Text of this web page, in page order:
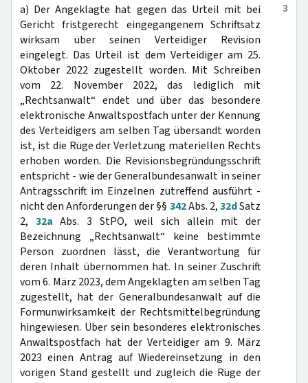
3
a) Der Angeklagte hat gegen das Urteil mit bei
Gericht fristgerecht eingegangenem Schriftsatz
wirksam über seinen Verteidiger Revision
eingelegt. Das Urteil ist dem Verteidiger am 25.
Oktober 2022 zugestellt worden. Mit Schreiben
vom 22. November 2022, das lediglich mit
„Rechtsanwalt“ endet und über das besondere
elektronische Anwaltspostfach unter der Kennung
des Verteidigers am selben Tag übersandt worden
ist, ist die Rüge der Verletzung materiellen Rechts
erhoben worden. Die Revisionsbegründungsschrift
entspricht - wie der Generalbundesanwalt in seiner
Antragsschrift im Einzelnen zutreffend ausführt -
nicht den Anforderungen der §§ 342Abs. 2,32dSatz
2, 32a Abs. 3 StPO, weil sich allein mit der
Bezeichnung „Rechtsanwalt“ keine bestimmte
Person zuordnen lässt, die Verantwortung für
deren Inhalt übernommen hat. In seiner Zuschrift
vom 6. März 2023, dem Angeklagten am selben Tag
zugestellt, hat der Generalbundesanwalt auf die
Formunwirksamkeit der Rechtsmittelbegründung
hingewiesen. Über sein besonderes elektronisches
Anwaltspostfach hat der Verteidiger am 9. März
2023 einen Antrag auf Wiedereinsetzung in den
vorigen Stand gestellt und zugleich die Rüge der